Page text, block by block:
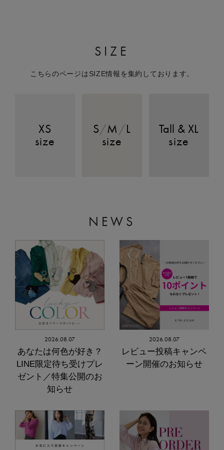
SIZE
こちらのページはSIZE情報を集約しております。
XS
size
S/M /L
size
Tall & XL
size
NEWS
2026.08.07
あなたは何色が好き？
LINE限定待ち受けプレ
ゼント／特集公開のお
知らせ
2026.08.07
レビュー投稿キャンペ
ーン開催のお知らせ